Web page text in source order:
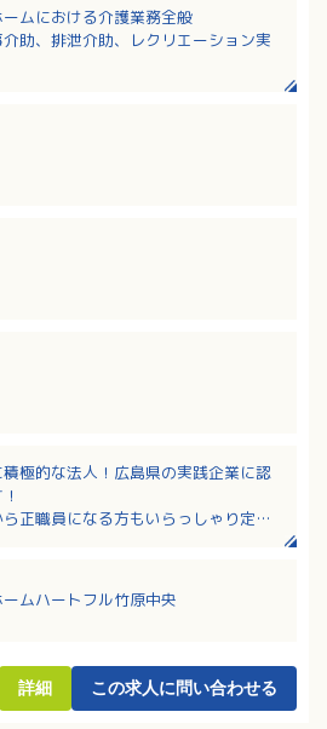
ムにおける介護業務全般
助、排泄介助、レクリエーション実
積極的な法人！広島県の実践企業に認
ら正職員になる方もいらっしゃり定着
レッシュ休暇制度あり！
ムハートフル竹原中央
詳細 この求人に問い合わせる